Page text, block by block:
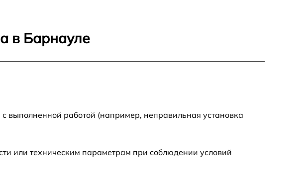
в Барнауле
выполненной работой (например, неправильная установка
или техническим параметрам при соблюдении условий